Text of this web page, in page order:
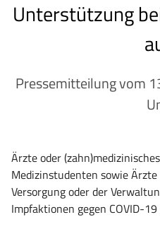
Unterstützung
Pressemitteilung vom
Ärzte oder
Medizinstudenten sowie
Versorgung oder der
Impfaktionen gegen COVID-